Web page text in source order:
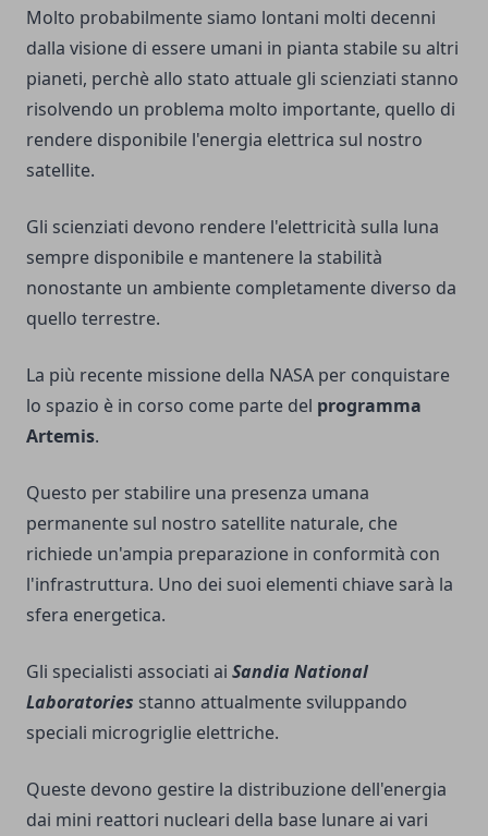
Molto probabilmente siamo lontani molti decenni
dalla visione di essere umani in pianta stabile su altri
pianeti, perchè allo stato attuale gli scienziati stanno
risolvendo un problema molto importante, quello di
rendere disponibile l'energia elettrica sul nostro
satellite.
Gli scienziati devono rendere l'elettricità sulla luna
sempre disponibile e mantenere la stabilità
nonostante un ambiente completamente diverso da
quello terrestre.
La più recente missione della NASA per conquistare
lo spazio è in corso come parte del programma
Artemis.
Questo per stabilire una presenza umana
permanente sul nostro satellite naturale, che
richiede un'ampia preparazione in conformità con
l'infrastruttura. Uno dei suoi elementi chiave sarà la
sfera energetica.
Gli specialisti associati ai Sandia National
Laboratories stanno attualmente sviluppando
speciali microgriglie elettriche.
Queste devono gestire la distribuzione dell'energia
dai mini reattori nucleari della base lunare ai vari